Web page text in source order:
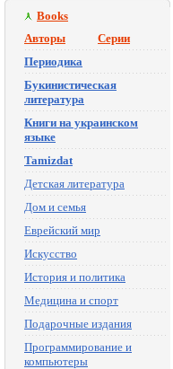
Books
Авторы
Серии
Периодика
Букинистическая
литература
Книги на украинском
языке
Tamizdat
Детская литература
Дом и семья
Еврейский мир
Искусство
История и политика
Медицина и спорт
Подарочные издания
Программирование и
компьютеры